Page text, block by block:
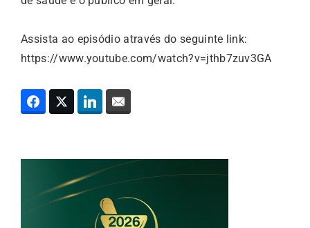
Assista ao episódio através do seguinte link:
https://www.youtube.com/watch?v=jthb7zuv3GA